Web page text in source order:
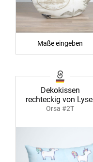
Maße eingeben
Dekokissen
rechteckig von Lysel
Orsa #2T